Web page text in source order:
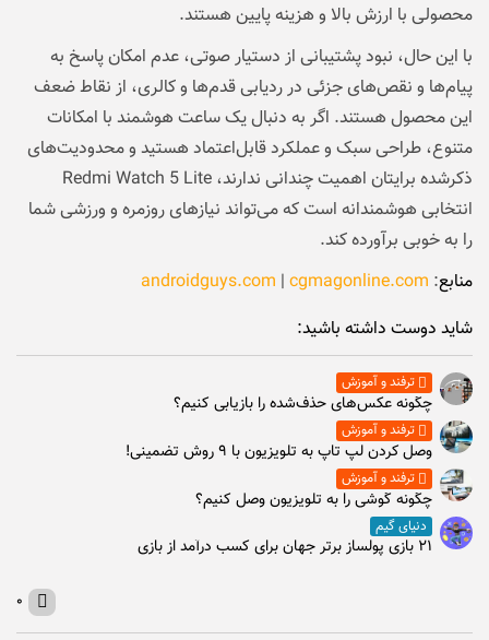
محصولی با ارزش بالا و هزینه پایین هستند.
با این حال، نبود پشتیبانی از دستیار صوتی، عدم امکان پاسخ به
پیام‌ها و نقص‌های جزئی در ردیابی قدم‌ها و کالری، از نقاط ضعف
این محصول هستند. اگر به دنبال یک ساعت هوشمند با امکانات
متنوع، طراحی سبک و عملکرد قابل‌اعتماد هستید و محدودیت‌های
ذکرشده برایتان اهمیت چندانی ندارند، Redmi Watch 5 Lite
انتخابی هوشمندانه است که می‌تواند نیازهای روزمره و ورزشی شما
را به خوبی برآورده کند.
منابع:
androidguys.com | cgmagonline.com
شاید دوست داشته باشید:
ترفند و آموزش
چگونه عکس‌های حذف‌شده را بازیابی کنیم؟
ترفند و آموزش
وصل كردن لپ تاپ به تلويزيون با ۹ روش تضمینی!
ترفند و آموزش
چگونه گوشی را به تلویزیون وصل کنیم؟
دنیای گیم
۲۱ بازی پولساز برتر جهان برای کسب درآمد از بازی
۰